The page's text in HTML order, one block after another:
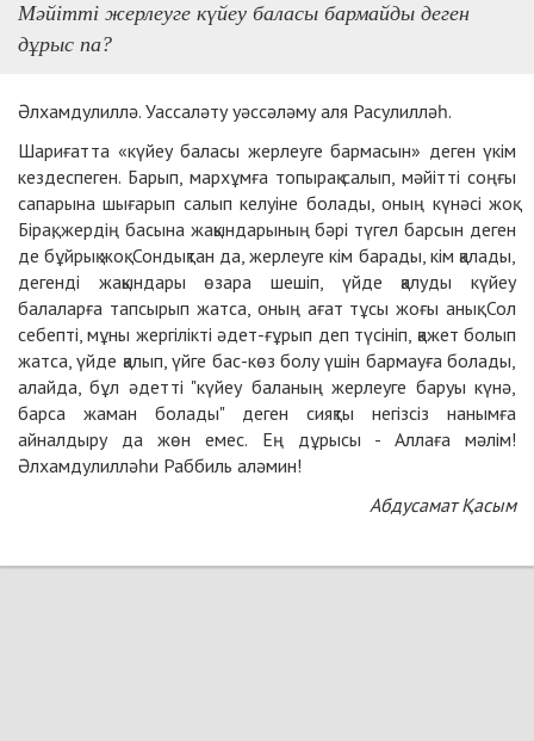
Мәйітті жерлеуге күйеу баласы бармайды деген
дұрыс па?
Әлхамдулиллә. Уассаләту уәссәләму аля Расулилләһ.
Шариғатта «күйеу баласы жерлеуге бармасын» деген үкім
кездеспеген. Барып, мархұмға топырақ салып, мәйітті соңғы
сапарына шығарып салып келуіне болады, оның күнәсі жоқ.
Бірақ, жердің басына жақындарының бәрі түгел барсын деген
де бұйрық жоқ. Сондықтан да, жерлеуге кім барады, кім қалады,
дегенді жақындары өзара шешіп, үйде қалуды күйеу
балаларға тапсырып жатса, оның ағат тұсы жоғы анық. Сол
себепті, мұны жергілікті әдет-ғұрып деп түсініп, қажет болып
жатса, үйде қалып, үйге бас-көз болу үшін бармауға болады,
алайда, бұл әдетті "күйеу баланың жерлеуге баруы күнә,
барса жаман болады" деген сияқты негізсіз нанымға
айналдыру да жөн емес. Ең дұрысы - Аллаға мәлім!
Әлхамдулилләһи Раббиль аләмин!
Абдусамат Қасым